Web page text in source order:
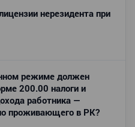
нерезидента при
режиме должен
200.00 налоги и
работника —
проживающего в РК?